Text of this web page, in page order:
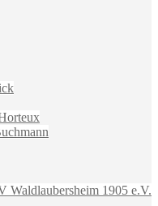
Waldlaubersheim 1905 e.V.